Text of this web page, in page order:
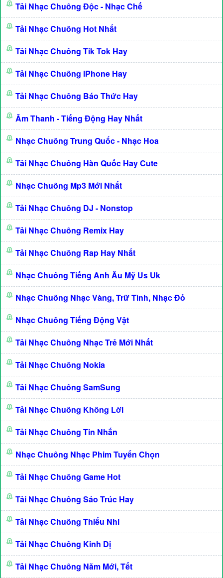
Tải Nhạc Chuông Độc - Nhạc Chế
Tải Nhạc Chuông Hot Nhất
Tải Nhạc Chuông Tik Tok Hay
Tải Nhạc Chuông IPhone Hay
Tải Nhạc Chuông Báo Thức Hay
Âm Thanh - Tiếng Động Hay Nhất
Nhạc Chuông Trung Quốc - Nhạc Hoa
Tải Nhạc Chuông Hàn Quốc Hay Cute
Nhạc Chuông Mp3 Mới Nhất
Tải Nhạc Chuông DJ - Nonstop
Tải Nhạc Chuông Remix Hay
Tải Nhạc Chuông Rap Hay Nhất
Nhạc Chuông Tiếng Anh Âu Mỹ Us Uk
Nhạc Chuông Nhạc Vàng, Trữ Tình, Nhạc Đỏ
Nhạc Chuông Tiếng Động Vật
Tải Nhạc Chuông Nhạc Trẻ Mới Nhất
Tải Nhạc Chuông Nokia
Tải Nhạc Chuông SamSung
Tải Nhạc Chuông Không Lời
Tải Nhạc Chuông Tin Nhắn
Nhạc Chuông Nhạc Phim Tuyển Chọn
Tải Nhạc Chuông Game Hot
Tải Nhạc Chuông Sáo Trúc Hay
Tải Nhạc Chuông Thiếu Nhi
Tải Nhạc Chuông Kinh Dị
Tải Nhạc Chuông Năm Mới, Tết